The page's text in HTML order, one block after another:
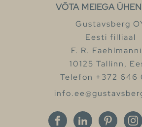
VÕTA MEIEGA
Gustavsberg
Eesti filliaal
F. R.
10125 Tallinn,
Telefon +372 646